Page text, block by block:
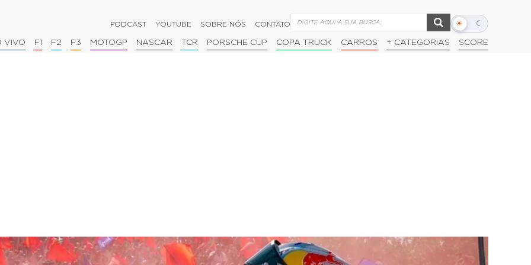
PODCAST YOUTUBE SOBRE NÓS CONTATO ☀ ☾
Alternar
escuro
VIVO F1 F2 F3 MOTOGP NASCAR TCR PORSCHE CUP COPA TRUCK CARROS + CATEGORIAS SCORE